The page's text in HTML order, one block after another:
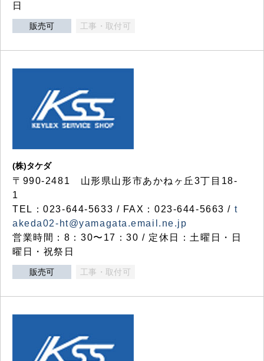
日
販売可 工事・取付可
(株)タケダ
〒990-2481 山形県山形市あかねヶ丘3丁目18-
1
TEL：023-644-5633 / FAX：023-644-5663 / t
akeda02-ht@yamagata.email.ne.jp
営業時間：8：30〜17：30 / 定休日：土曜日・日
曜日・祝祭日
販売可 工事・取付可